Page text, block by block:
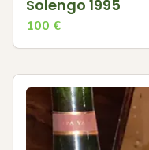
Solengo 1995
100 €